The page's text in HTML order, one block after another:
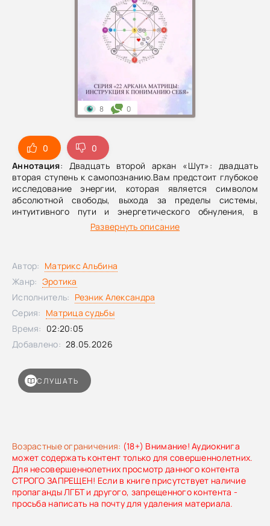
0
0
Аннотация: Двадцать второй аркан «Шут»: двадцать
вторая ступень к самопознанию.Вам предстоит глубокое
исследование энергии, которая является символом
абсолютной свободы, выхода за пределы системы,
интуитивного пути и энергетического обнуления, в
котором нет страха быть собой.Эта книга – двадцать
вторая, завершающая ступень из 22 к познанию себя
матрице, но и реальные жизненные примеры для
наилучшего понимания и развития навыка чувствования,
а не просто запоминания значений. В конце книги вас
ждут практики по выводу минусов аркана в плюс.
Развернуть описание
Возрастные ограничения: (18+) Внимание! Аудиокнига
может содержать контент только для совершеннолетних.
Для несовершеннолетних просмотр данного контента
СТРОГО ЗАПРЕЩЕН! Если в книге присутствует наличие
пропаганды ЛГБТ и другого, запрещенного контента -
просьба написать на почту для удаления материала.
8 0
СЛУШАТЬ
Автор: Матрикс Альбина
Жанр: Эротика
Исполнитель: Резник Александра
Серия: Матрица судьбы
Время: 02:20:05
Добавлено: 28.05.2026